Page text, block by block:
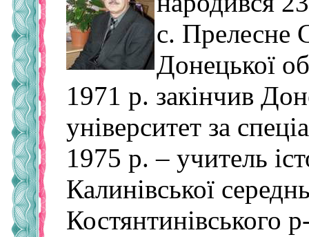
с. Прелесне
Донецької
1971 р. закінчив
університет за
1975 р. – учитель
Калинівської
Костянтинівського